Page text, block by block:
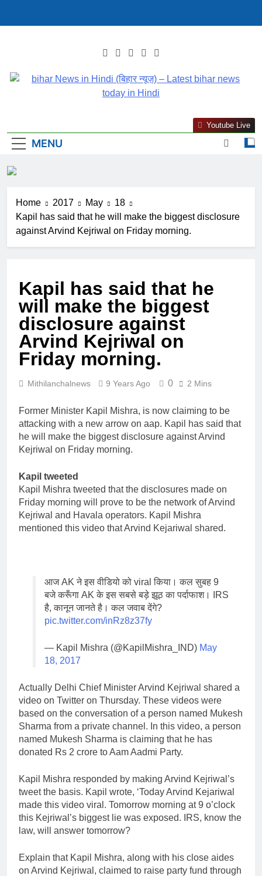
Bihar News In Hindi
(बिहार न्यूज़) – Latest
(बिहार) समाचार. पढ़ें बिहार से जुड़ी ताजा खबरें हिंदी Mithilanchalnews.in
MENU
Youtube Live
Home 2017 May
18
Kapil has said that he will make the biggest disclosure
against Arvind Kejriwal on Friday morning.
Kapil has said that he
will make the biggest
disclosure against
Arvind Kejriwal on
Friday morning.
Mithilanchalnews 9 Years Ago 0 2 Mins
Former Minister Kapil Mishra, is now claiming to be
attacking with a new arrow on aap. Kapil has said that
he will make the biggest disclosure against Arvind
Kejriwal on Friday morning.
Kapil tweeted
Kapil Mishra tweeted that the disclosures made on
Friday morning will prove to be the network of Arvind
Kejriwal and Havala operators. Kapil Mishra
mentioned this video that Arvind Kejariwal shared.
आज AK ने इस वीडियो को viral किया। कल सुबह 9
बजे करूँगा AK के इस सबसे बड़े झूठ का पर्दाफाश। IRS
है, कानून जानते है। कल जवाब देंगे?
pic.twitter.com/inRz8z37fy
— Kapil Mishra (@KapilMishra_IND) May
18, 2017
Actually Delhi Chief Minister Arvind Kejriwal shared a
video on Twitter on Thursday. These videos were
based on the conversation of a person named Mukesh
Sharma from a private channel. In this video, a person
named Mukesh Sharma is claiming that he has
donated Rs 2 crore to Aam Aadmi Party.
Kapil Mishra responded by making Arvind Kejriwal’s
tweet the basis. Kapil wrote, ‘Today Arvind Kejariwal
made this video viral. Tomorrow morning at 9 o’clock
this Kejriwal’s biggest lie was exposed. IRS, know the
law, will answer tomorrow?
Explain that Kapil Mishra, along with his close aides
on Arvind Kejriwal, claimed to raise party fund through